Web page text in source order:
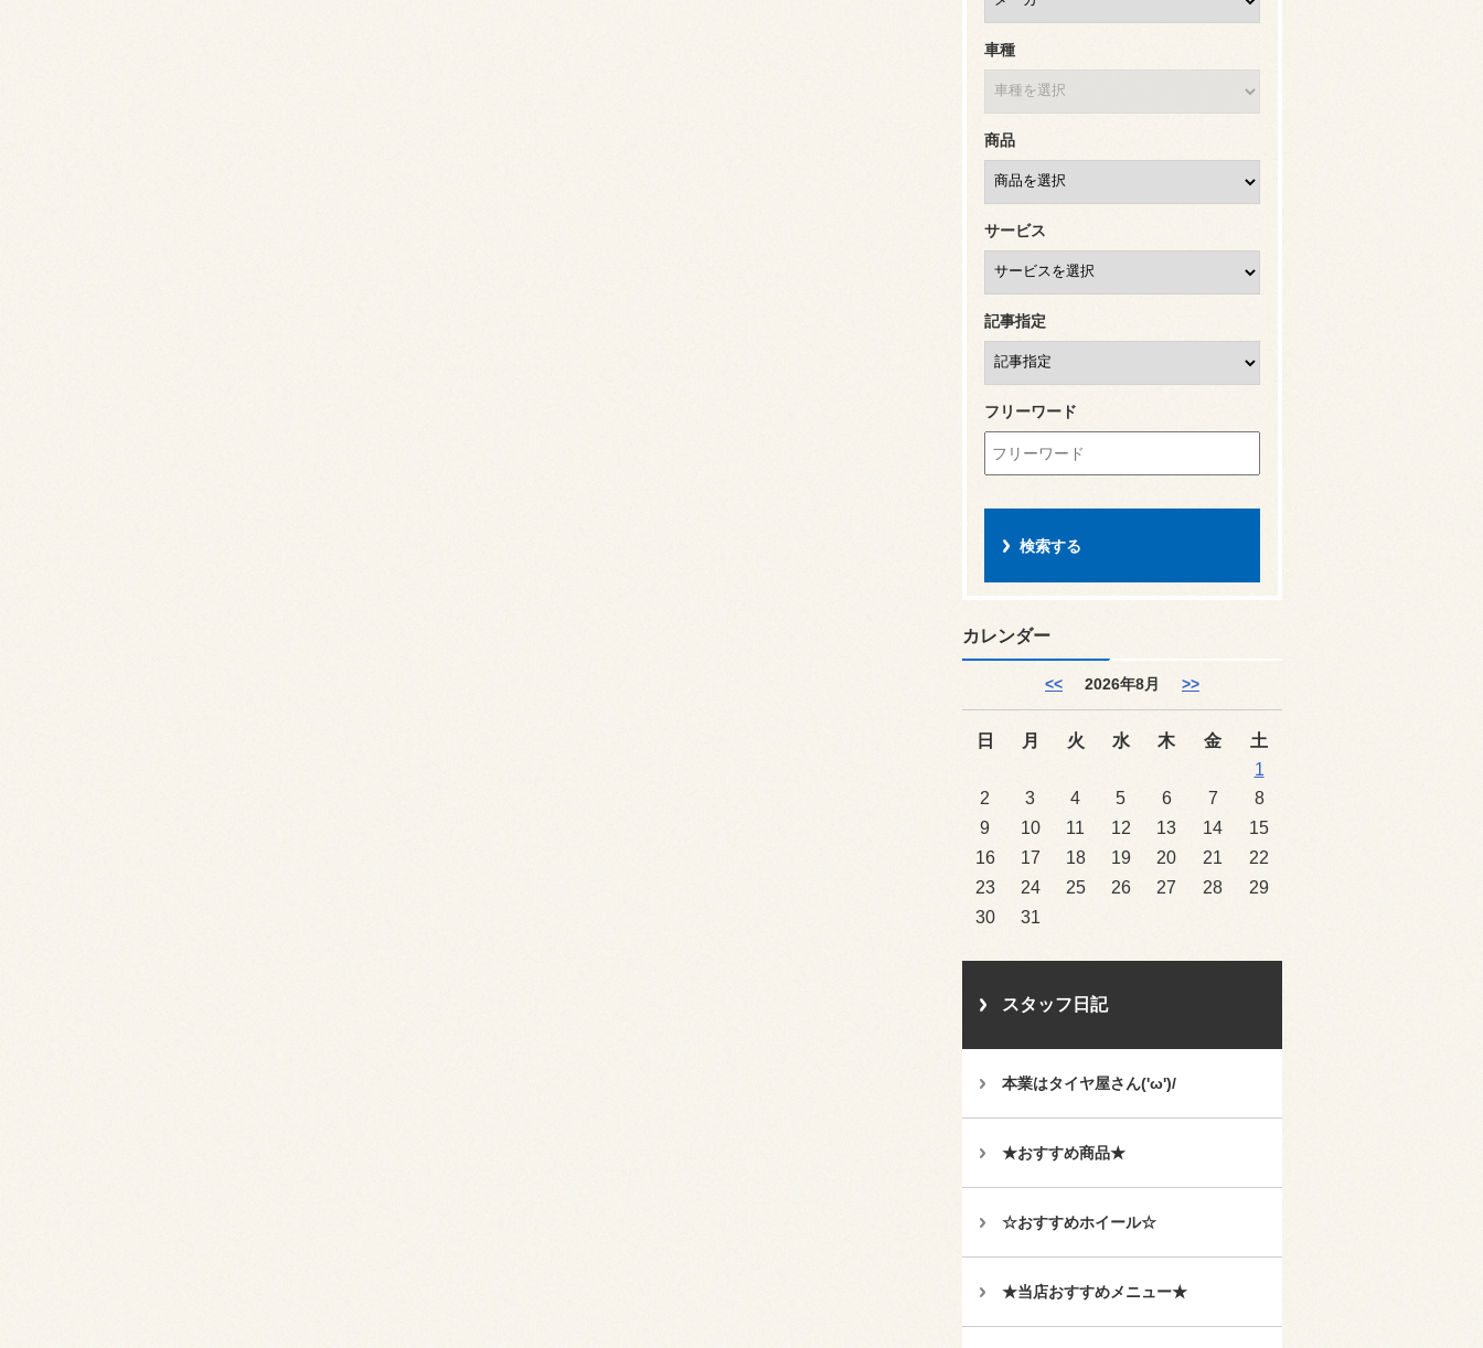
車種
商品
サービス
記事指定
フリーワード
カレンダー
<< 2026年8月 >>
日 月 火 水 木 金
土
1
2
3 4 5 6 7
8
9
10 11 12 13 14
15
16
17 18 19 20 21
22
23
24 25 26 27 28
29
30
31
スタッフ日記
本業はタイヤ屋さん('ω')/
★おすすめ商品★
☆おすすめホイール☆
★当店おすすめメニュー★